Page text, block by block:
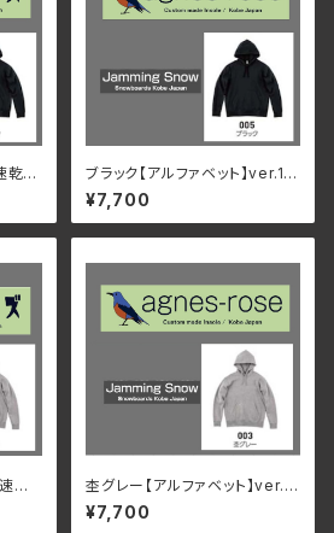
乾・
オ
ブラック【アルファベット】ver.1
速乾・裏起毛 サイズが豊富 アグ
ネスローズ & Jamming Snow
オリジナルパーカー
¥7,700
・
オ
杢グレー【アルファベット】ver.1
速乾・裏起毛 サイズが豊富 アグ
ネスローズ & Jamming Snow
¥7,700